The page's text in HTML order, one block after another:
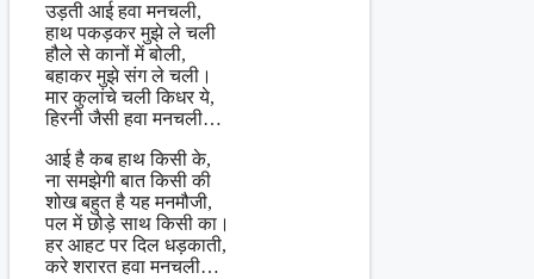
उड़ती आई हवा मनचली,
हाथ पकड़कर मुझे ले चली
हौले से कानों में बोली,
बहाकर मुझे संग ले चली।
मार कुलांचे चली किधर ये,
हिरनी जैसी हवा मनचली…
आई है कब हाथ किसी के,
ना समझेगी बात किसी की
शोख बहुत है यह मनमौजी,
पल में छोड़े साथ किसी का।
हर आहट पर दिल धड़काती,
करे शरारत हवा मनचली…